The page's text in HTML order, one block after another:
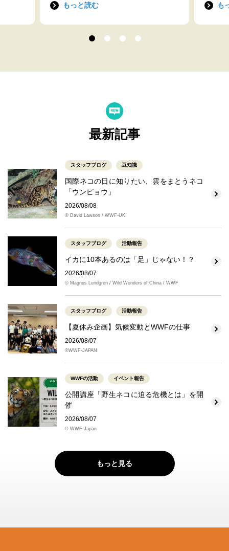
もっと読む も
最新記事
スタッフブログ 豆知識
国際ネコの日に知りたい、雲をまとうネコ
「ウンピョウ」
2026/08/08
© David Lawson / WWF-UK
スタッフブログ 活動報告
イカに10本あるのは「足」じゃない！？
2026/08/07
© Magnus Lundgren / Wild Wonders of China / WWF
スタッフブログ 活動報告
【夏休み企画】気候変動とWWFの仕事
2026/08/07
©WWF-JAPAN
WWFの活動 イベント報告
公開講座「野生ネコに迫る危機とは」を開
催
2026/08/07
© WWF-Japan
もっと見る